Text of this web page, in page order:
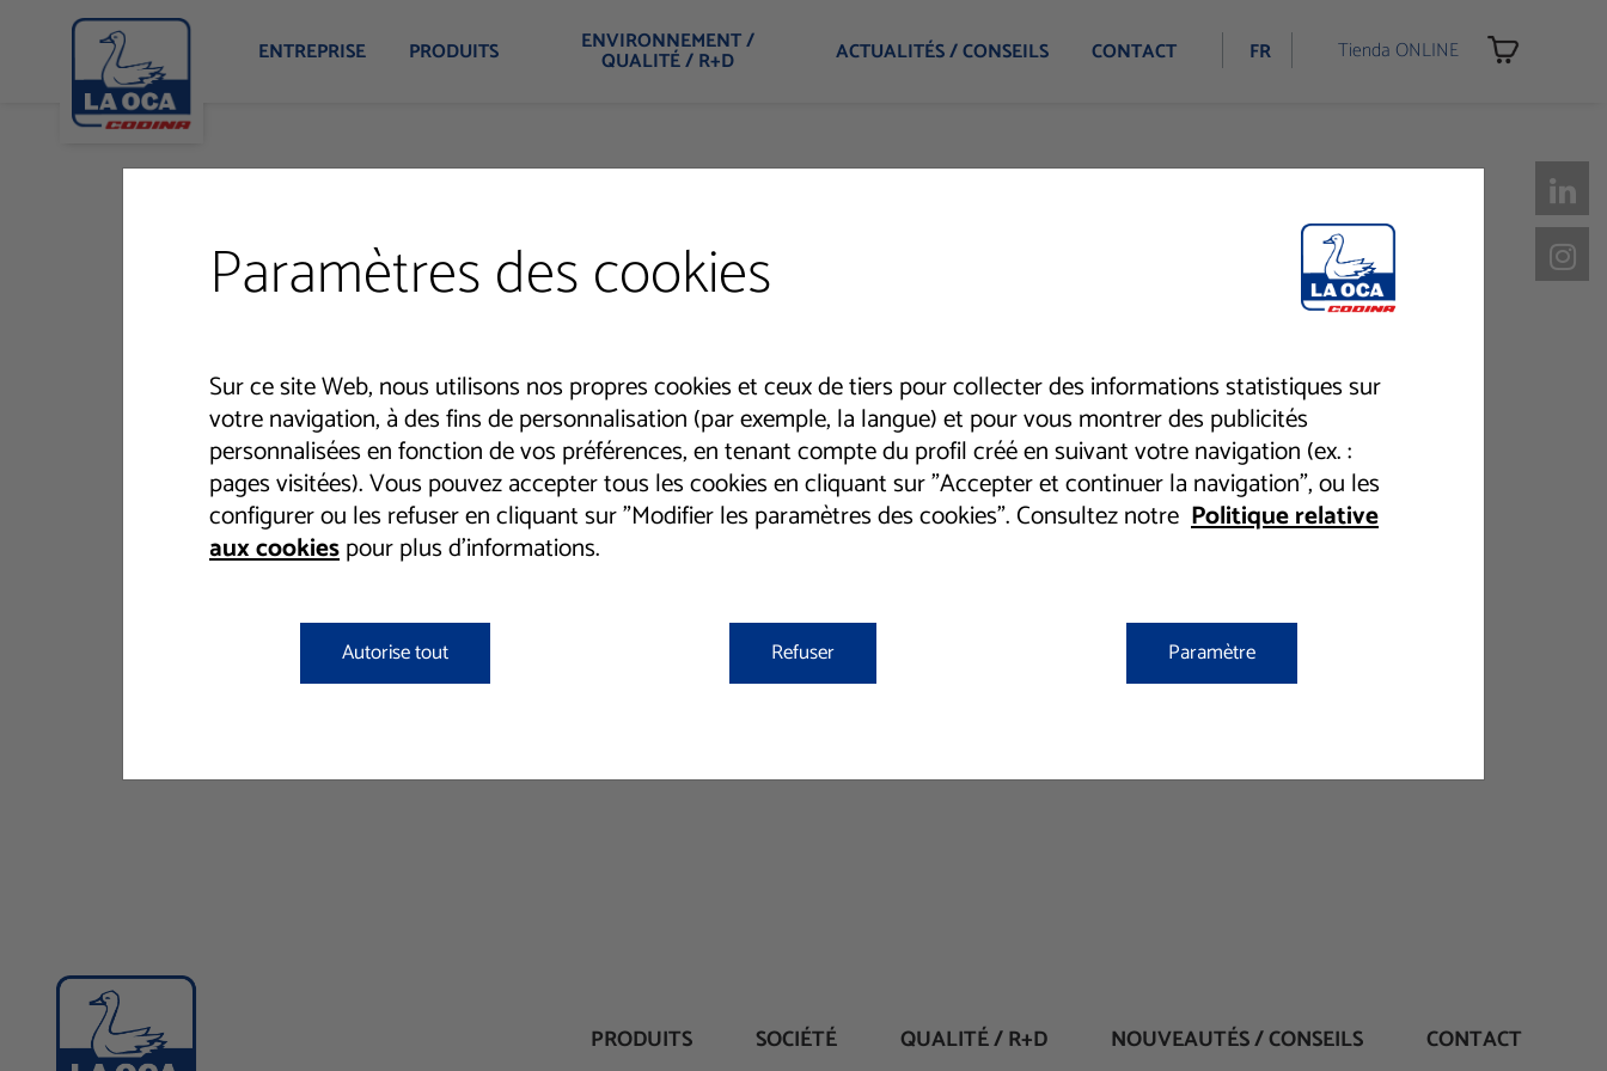
ENTREPRISE PRODUITS ENVIRONNEMENT /
QUALITÉ / R+D ACTUALITÉS / CONSEILS CONTACT FR Tienda ONLINE
500
¡Ha ocurrido
el servidor!
PRODUITS SOCIÉTÉ QUALITÉ / R+D NOUVEAUTÉS / CONSEILS CONTACT
Paramètres des cookies
Sur ce site Web, nous utilisons nos propres cookies et ceux de tiers pour collecter des informations statistiques sur
votre navigation, à des fins de personnalisation (par exemple, la langue) et pour vous montrer des publicités
personnalisées en fonction de vos préférences, en tenant compte du profil créé en suivant votre navigation (ex. :
pages visitées). Vous pouvez accepter tous les cookies en cliquant sur "Accepter et continuer la navigation", ou les
configurer ou les refuser en cliquant sur "Modifier les paramètres des cookies". Consultez notre Politique relative
aux cookiespour plus d'informations.
Autorise tout Refuser Paramètre